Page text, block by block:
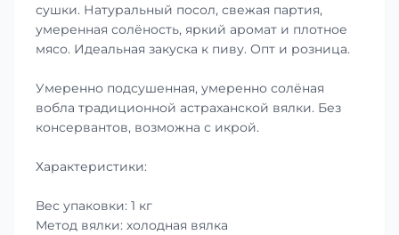
сушки. Натуральный посол, свежая партия,
умеренная солёность, яркий аромат и плотное
мясо. Идеальная закуска к пиву. Опт и розница.
Умеренно подсушенная, умеренно солёная
вобла традиционной астраханской вялки. Без
консервантов, возможна с икрой.
Характеристики:
Вес упаковки: 1 кг
Метод вялки: холодная вялка